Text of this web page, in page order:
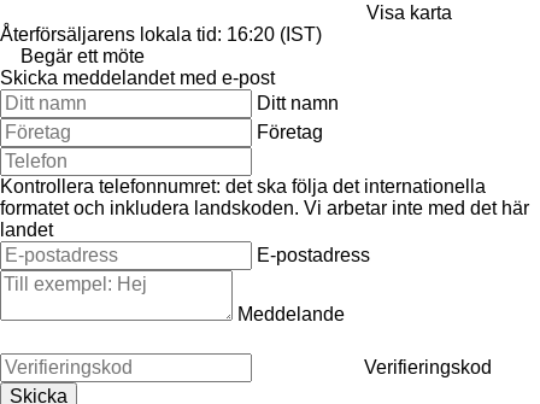
Visa karta
Återförsäljarens lokala tid: 16:20 (IST)
Begär ett möte
Skicka meddelandet med e-post
Ditt namn
Företag
Kontrollera telefonnumret: det ska följa det internationella
formatet och inkludera landskoden. Vi arbetar inte med det här
landet
E-postadress
Meddelande
Verifieringskod